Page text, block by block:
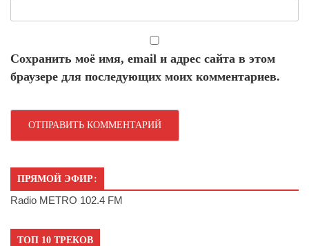
Сохранить моё имя, email и адрес сайта в этом
браузере для последующих моих комментариев.
ПРЯМОЙ ЭФИР:
Radio METRO 102.4 FM
ТОП 10 ТРЕКОВ